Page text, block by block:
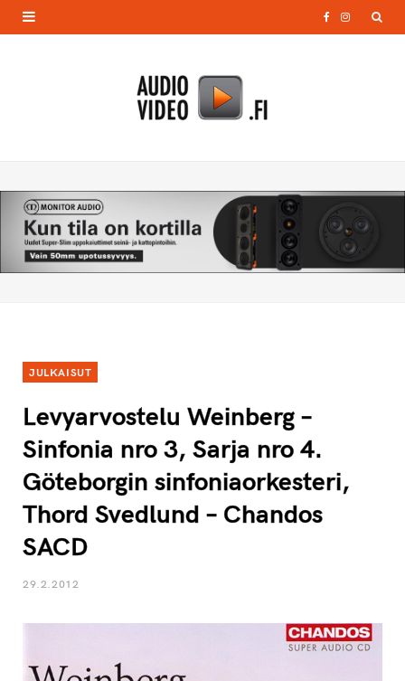
o
k
I
a
JULKAISUT
Levyarvostelu Weinberg –
Sinfonia nro 3, Sarja nro 4.
Göteborgin sinfoniaorkesteri,
Thord Svedlund – Chandos
SACD
29.2.2012